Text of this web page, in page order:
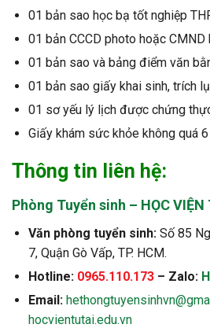
01 bản sao học bạ tốt nghiệp
01 bản CCCD photo hoặc
01 bản sao và bảng điểm văn
01 bản sao giấy khai sinh, trích
01 sơ yếu lý lịch được chứng
Giấy khám sức khỏe không quá 6
Thông tin liên hệ:
Phòng Tuyển sinh – HỌC VIỆN
Văn phòng tuyển sinh:Số 85
7, Quận Gò Vấp, TP. HCM.
Hotline: 0965.110.173– Zalo:
Email:
hocvientutai.edu.vn